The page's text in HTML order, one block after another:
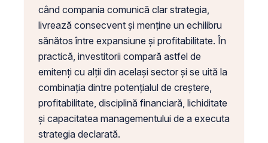
când compania comunică clar strategia,
livrează consecvent și menține un echilibru
sănătos între expansiune și profitabilitate. În
practică, investitorii compară astfel de
emitenți cu alții din același sector și se uită la
combinația dintre potențialul de creștere,
profitabilitate, disciplină financiară, lichiditate
și capacitatea managementului de a executa
strategia declarată.